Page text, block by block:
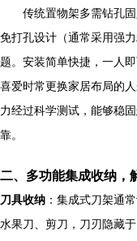
传统置物架多需钻孔
免打孔设计（通常采用强
题。安装简单快捷，一人
喜爱时常更换家居布局的
力经过科学测试，能够稳
靠。
二、多功能集成收纳，
刀具收纳 ：集成式刀架通
水果刀、剪刀，刀刃隐藏